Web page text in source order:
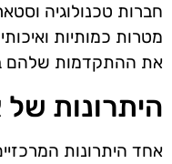
חברות טכנולוגיה
מטרות כמותיות
את ההתקדמות שלהם
היתרונות של
אחד היתרונות